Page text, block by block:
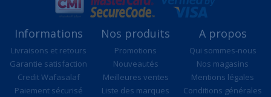
Informations
Livraisons et retours
Garantie satisfaction
Credit Wafasalaf
Paiement sécurisé
Nos produits
Promotions
Nouveautés
Meilleures ventes
Liste des marques
A propos
Qui sommes-nous
Nos magasins
Mentions légales
Conditions générales